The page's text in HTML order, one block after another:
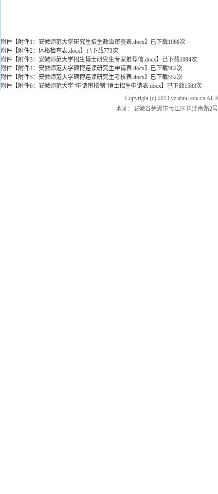
附件【 附件1：安徽师范大学研究生招生政治审查表.docx】已下载1088次
附件【 附件2：体格检查表.docx】已下载773次
附件【 附件3：安徽师范大学招生博士研究生专家推荐信.docx】已下载1094次
附件【 附件4：安徽师范大学硕博连读研究生申请表.docx】已下载582次
附件【 附件5：安徽师范大学硕博连读研究生考核表.docx】已下载552次
附件【 附件6：安徽师范大学“申请审核制”博士招生申请表.docx】已下载1583次
Copyright (c) 2013 yz.ahnu.edu.cn
地址：安徽省芜湖市弋江区花津南路2